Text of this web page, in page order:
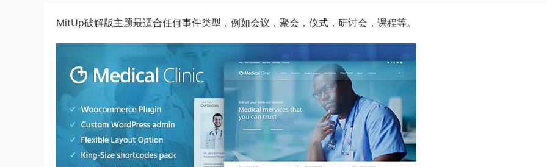
MitUp破解版主题最适合任何事件类型，例如会议，聚会，仪式，研讨会，课程等。